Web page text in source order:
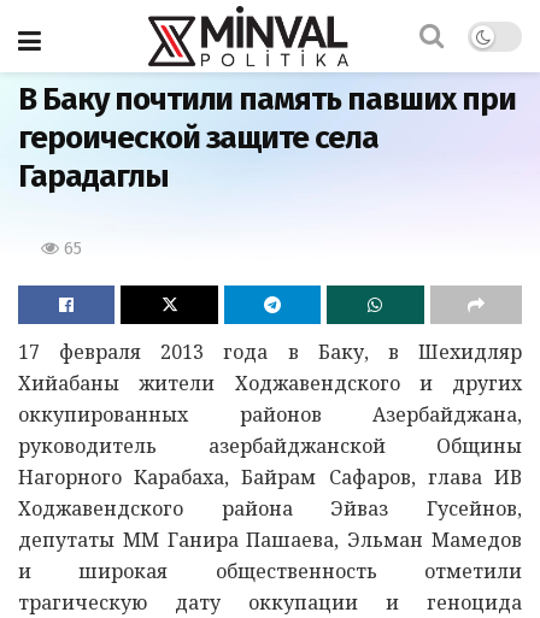
Главная
В Баку почтили память павших при
героической защите села
Гарадаглы
65
17 февраля 2013 года в Баку, в Шехидляр
Хийабаны жители Ходжавендского и других
оккупированных районов Азербайджана,
руководитель азербайджанской Общины
Нагорного Карабаха, Байрам Сафаров, глава ИВ
Ходжавендского района Эйваз Гусейнов,
депутаты ММ Ганира Пашаева, Эльман Мамедов
и широкая общественность отметили
трагическую дату оккупации и геноцида